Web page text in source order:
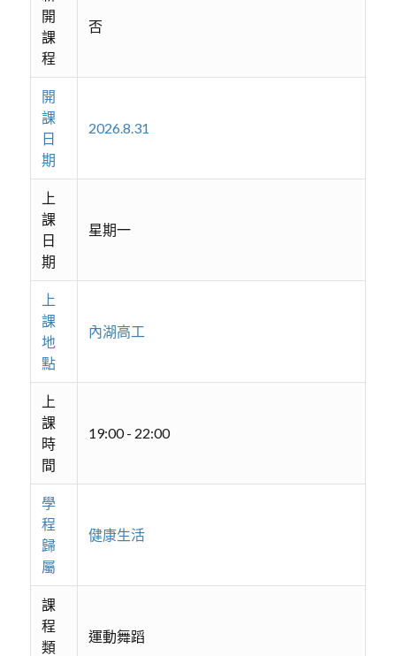
開
課
程
否
開
課
日
期
2026.8.31
上
課
日
期
星期一
上
課
地
點
內湖高工
上
課
時
間
19:00 - 22:00
學
程
歸
屬
健康生活
課
程
類
運動舞蹈